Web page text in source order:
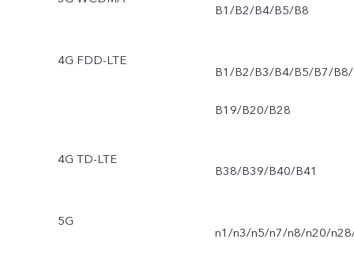
B1/B2/B4/B5/B8
4G FDD-LTE
B1/B2/B3/B4/B5/B7/B8/
B19/B20/B28
4G TD-LTE
B38/B39/B40/B41
5G
n1/n3/n5/n7/n8/n20/